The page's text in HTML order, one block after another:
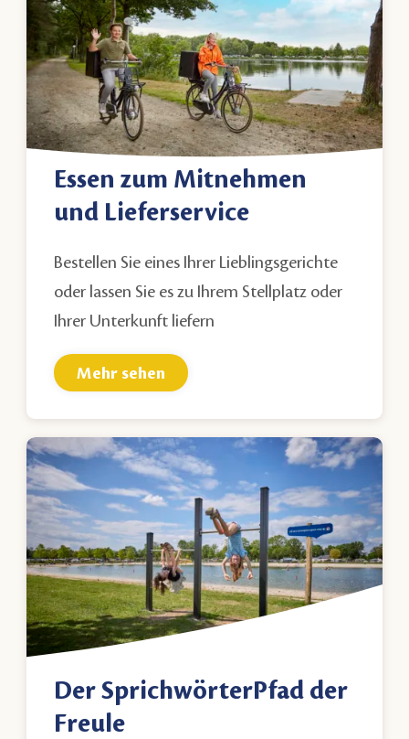
Essen zum Mitnehmen
und Lieferservice
Bestellen Sie eines Ihrer Lieblingsgerichte
oder lassen Sie es zu Ihrem Stellplatz oder
Ihrer Unterkunft liefern
Mehr sehen
Der SprichwörterPfad der
Freule